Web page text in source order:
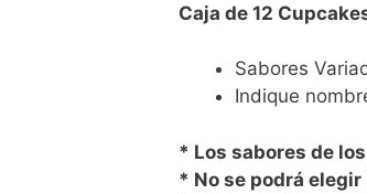
Caja de 12
Sabores
Indique
* Los sabores de
* No se podrá